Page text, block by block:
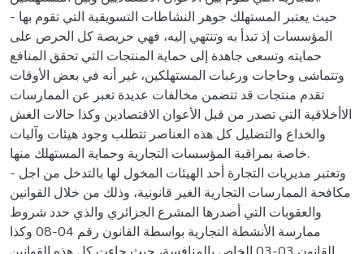
- حيث يعتبر المستهلك جوهر النشاطات التسويقية التي تقوم بها
المؤسسات إذ تبدأ به وتنتهي إليه، فهي حريصة كل الحرص على
حمايته وتسعى جاهدة إلى حماية المنتجات التي تحقق المنافع
وتتماشى وحاجات ورغبات المستهلكين، غير أنه في بعض الأوقات
تقدم منتجات قد تتضمن مخالفات عديدة تعبر عن الممارسات
الاأخلاقية التي تصدر من قبل الأعوان الاقتصادين وكذا حالات الغش
والخداع والتضليل كل هذه العناصر تتطلب وجود هيئات وآليات
خاصة بمراقبة المؤسسات التجارية وحماية المستهلك منها.
- وتعتبر مديريات التجارة أحد الهيئات المخول لها بالتدخل من اجل
مكافحة الممارسات التجارية الغير قانونية، وذلك من خلال القوانين
والعقوبات التي أصدرها المشرع الجزائري والذي حدد شروط
ممارسة الأنشطة التجارية بواسطة القانون رقم 04-08 وكذا